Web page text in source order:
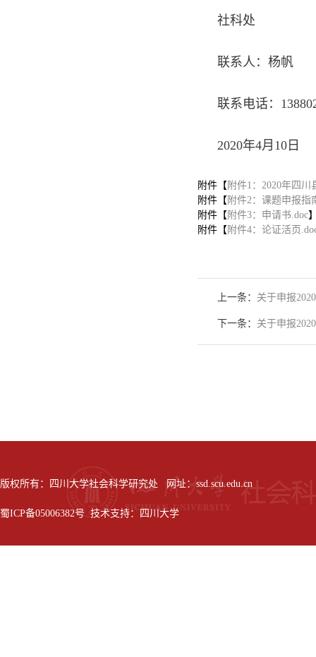
社科处
联系人：杨帆
联系电话：
2020年4月10日
附件【 附件1：2020年四
附件【 附件2：课题申报指
附件【 附件3：申请书.doc
附件【 附件4：论证活页
上一条： 关于申报
下一条： 关于申报
版权所有：四川大学社会科学研究处 网址：ssd.scu.edu.cn
蜀ICP备05006382号 技术支持：四川大学